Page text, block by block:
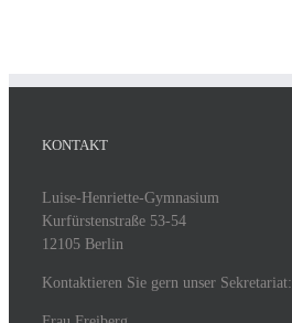
KONTAKT
Luise-Henriette-Gymnasium
Kurfürstenstraße 53-54
12105 Berlin
Kontaktieren Sie gern unser Sekretariat: